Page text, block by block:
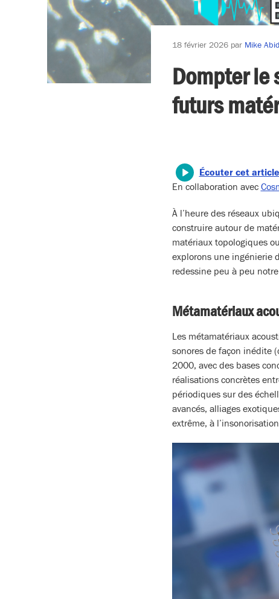
18 février 2026par Mike
Dompter le
futurs
Écouter cet article
En collaboration avec
À l’heure des réseaux
construire autour de
matériaux topologiques
explorons une ingénierie
redessine peu à peu
Métamatériaux
Les métamatériaux
sonores de façon inédite
2000, avec des bases
réalisations concrètes
périodiques sur des
avancés, alliages
extrême, à